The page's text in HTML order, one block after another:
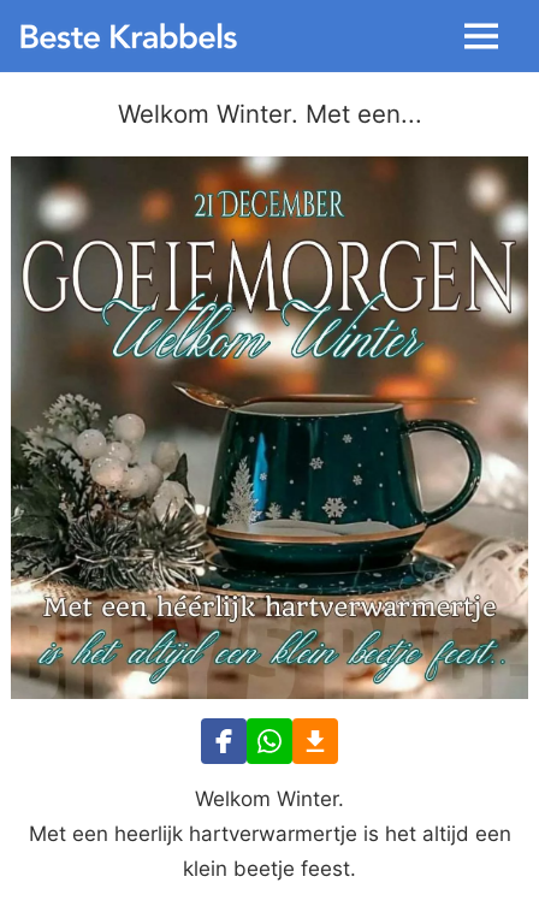
Menu
Welkom Winter. Met een...
Welkom Winter.
Met een heerlijk hartverwarmertje is het altijd een
klein beetje feest.